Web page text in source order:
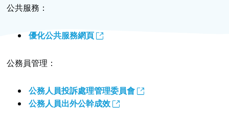
公共服務：
優化公共服務網頁
公務員管理：
公務人員投訴處理管理委員會
公務人員出外公幹成效